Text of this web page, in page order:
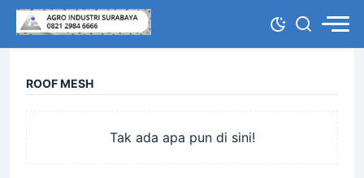
ROOF MESH
Tak ada apa pun di sini!